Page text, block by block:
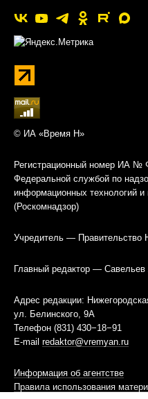
© ИА «Время Н»
Регистрационный номер ИА №
Федеральной службой по
информационных технологий
(Роскомнадзор)
Учредитель — Правительство
Главный редактор —
Адрес редакции:
ул. Белинского, 9А
Телефон (831) 430−18−91
E-mail redaktor@vremyan.ru
Информация об агентстве
Правила использования